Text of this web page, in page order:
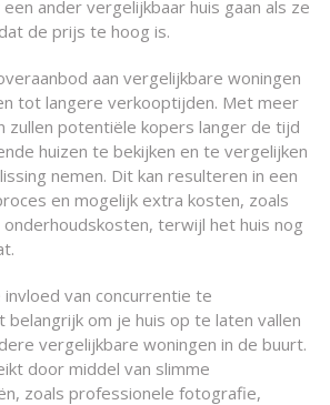
ander vergelijkbaar huis gaan als ze
de prijs te hoog is.
aan vergelijkbare woningen
tot langere verkooptijden. Met meer
zullen potentiële kopers langer de tijd
huizen te bekijken en te vergelijken
nemen. Dit kan resulteren in een
en mogelijk extra kosten, zoals
terwijl het huis nog
van concurrentie te
belangrijk om je huis op te laten vallen
vergelijkbare woningen in de buurt.
door middel van slimme
zoals professionele fotografie,